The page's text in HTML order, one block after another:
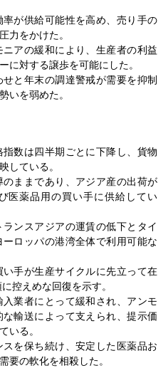
が供給可能性を高め、売り手の
力をかけた。
アの緩和により、生産者の利益
に対する譲歩を可能にした。
と年末の調達警戒が需要を抑制
いを弱めた。
数は四半期ごとに下降し、貨物
している。
ままであり、アジア産の出荷が
医薬品用の買い手に供給してい
ンスアジアの運賃の低下とタイ
ロッパの港湾全体で利用可能な
手が生産サイクルに先立って在
控えめな回復を示す。
業者にとって緩和され、アンモ
輸送によって支えられ、提示価
いる。
を保ち続け、安定した医薬品お
要の軟化を相殺した。